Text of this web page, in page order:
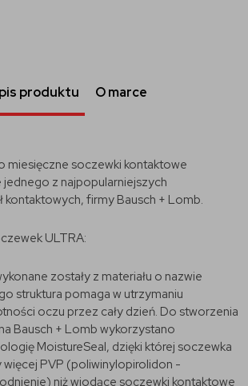
produktu O marce
miesięczne soczewki kontaktowe
z najpopularniejszych
kontaktowych, firmy Bausch + Lomb.
ULTRA:
zostały z materiału o nazwie
struktura pomaga w utrzymaniu
oczu przez cały dzień. Do stworzenia
Bausch + Lomb wykorzystano
MoistureSeal, dzięki której soczewka
więcej PVP (poliwinylopirolidon -
niż wiodące soczewki kontaktowe